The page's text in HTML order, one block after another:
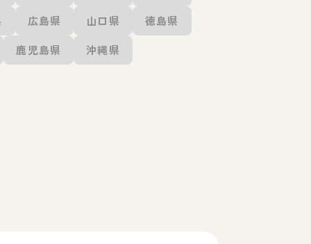
広島県 山口県
徳島県
鹿児島県 沖縄県